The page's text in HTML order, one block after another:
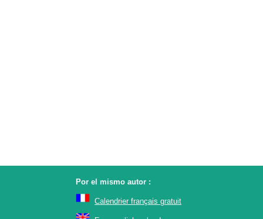
Por el mismo autor :
Calendrier français gratuit